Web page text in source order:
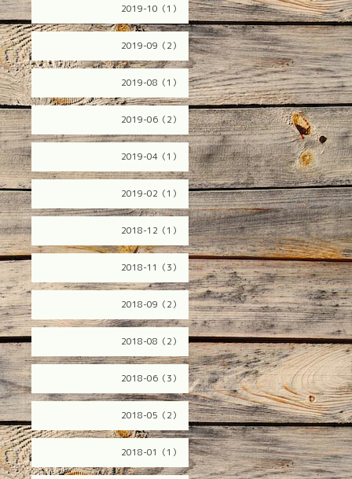
2019-10（1）
2019-09（2）
2019-08（1）
2019-06（2）
2019-04（1）
2019-02（1）
2018-12（1）
2018-11（3）
2018-09（2）
2018-08（2）
2018-06（3）
2018-05（2）
2018-01（1）